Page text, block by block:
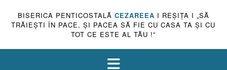
BISERICA PENTICOSTALĂ CEZAREEA I REŞIŢA I „SĂ
TRĂIEŞTI ÎN PACE, ŞI PACEA SĂ FIE CU CASA TA ŞI CU
TOT CE ESTE AL TĂU !”